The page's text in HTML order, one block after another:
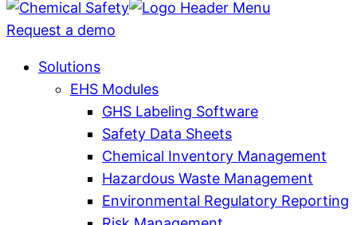
Request a demo
Solutions
EHS Modules
GHS Labeling Software
Safety Data Sheets
Chemical Inventory Management
Hazardous Waste Management
Environmental Regulatory Reporting